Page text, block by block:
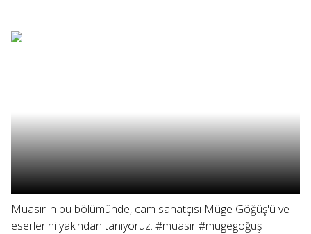
Muasır'ın bu bölümünde, cam sanatçısı Müge Göğüş'ü ve
eserlerini yakından tanıyoruz. #muasır #mügegöğüş